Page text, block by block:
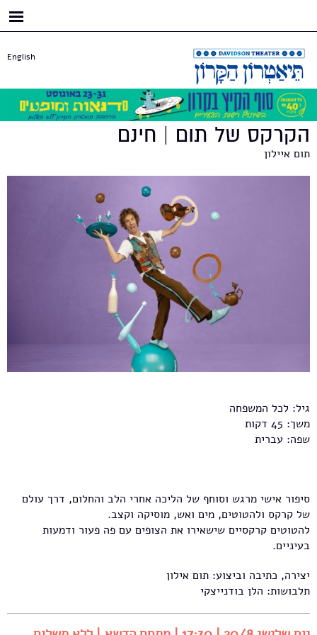
English
הקרקס של תום | חינם
תום איילון
גיל: לכל המשפחה
משך: 45 דקות
שפה: עברית
סיפור אישי מרגש וסוחף של הליכה אחרי הלב והחלום, דרך עולם
של קרקס ולהטוטים, מים ואש, מוסיקה וקצב.
להטוטים קרקסיים שישאירו את הצופים עם פה פעור ודמעות
בעיניים.
יצירה, כתיבה וביצוע: תום אילון
תלבושות: הלן בודנייצקי